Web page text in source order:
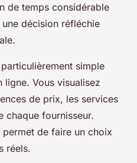
de temps considérable
décision réfléchie
simple
ligne. Vous visualisez
de prix, les services
chaque fournisseur.
de faire un choix
réels.